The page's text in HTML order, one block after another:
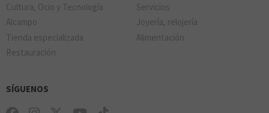
Cultura, Ocio y Tecnología
Servicios
Alcampo
Joyería, relojería
Tienda especializada
Alimentación
Restauración
SÍGUENOS